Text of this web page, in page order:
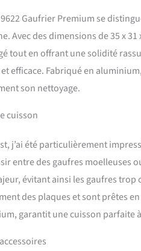
de
Gaufrier Premium se
Avec des dimensions de 35 x
tout en offrant une solidité
efficace. Fabriqué en
son nettoyage.
cuisson
j’ai été particulièrement
entre des gaufres moelleuses
évitant ainsi les gaufres trop
des plaques et sont prêtes
garantit une cuisson parfaite